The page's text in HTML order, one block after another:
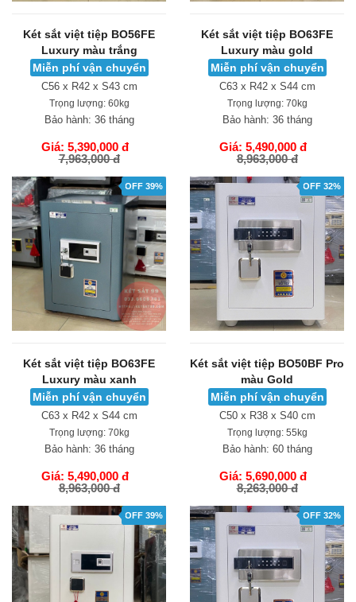
Két sắt việt tiệp BO56FE
Luxury màu trắng
Miễn phí vận chuyển
C56 x R42 x S43 cm
Trọng lượng:60kg
Bảo hành: 36 tháng
Giá: 5,390,000 đ
7,963,000 đ
GIỎ HÀNG
Két sắt việt tiệp BO63FE
Luxury màu gold
Miễn phí vận chuyển
C63 x R42 x S44 cm
Trọng lượng:70kg
Bảo hành: 36 tháng
Giá: 5,490,000 đ
8,963,000 đ
GIỎ HÀNG
OFF 39%
Két sắt việt tiệp BO63FE
Luxury màu xanh
Miễn phí vận chuyển
C63 x R42 x S44 cm
Trọng lượng:70kg
Bảo hành: 36 tháng
Giá: 5,490,000 đ
8,963,000 đ
GIỎ HÀNG
OFF 32%
Két sắt việt tiệp BO50BF Pro
màu Gold
Miễn phí vận chuyển
C50 x R38 x S40 cm
Trọng lượng:55kg
Bảo hành: 60 tháng
Giá: 5,690,000 đ
8,263,000 đ
GIỎ HÀNG
OFF 39% OFF 32%